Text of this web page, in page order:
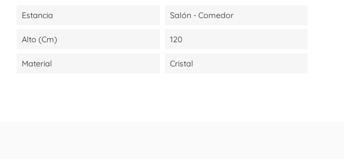
Estancia Salón - Comedor
Alto (cm) 120
Material Cristal